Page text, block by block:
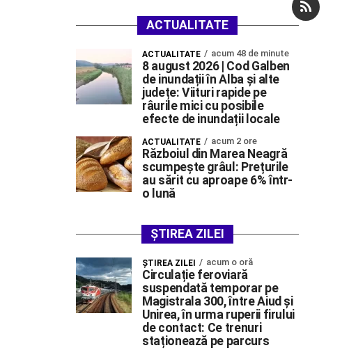
ACTUALITATE
ACTUALITATE acum 48 de minute
8 august 2026 | Cod Galben
de inundații în Alba și alte
județe: Viituri rapide pe
râurile mici cu posibile
efecte de inundații locale
ACTUALITATE acum 2 ore
Războiul din Marea Neagră
scumpește grâul: Prețurile
au sărit cu aproape 6% într-
o lună
ȘTIREA ZILEI
ŞTIREA ZILEI acum o oră
Circulație feroviară
suspendată temporar pe
Magistrala 300, între Aiud și
Unirea, în urma ruperii firului
de contact: Ce trenuri
staționează pe parcurs